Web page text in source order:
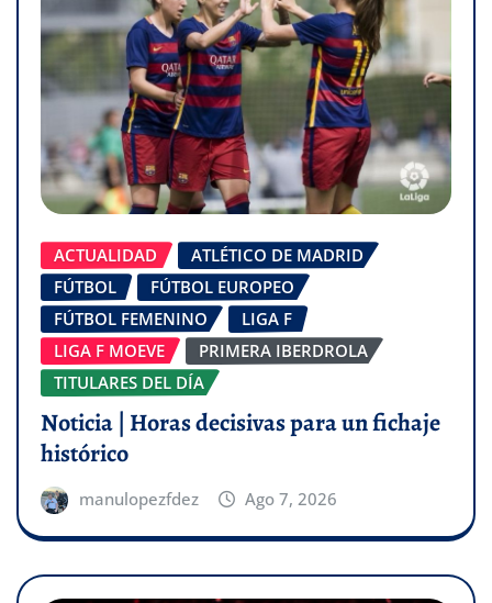
ACTUALIDAD
ATLÉTICO DE MADRID
FÚTBOL
FÚTBOL EUROPEO
FÚTBOL FEMENINO
LIGA F
LIGA F MOEVE
PRIMERA IBERDROLA
TITULARES DEL DÍA
Noticia | Horas decisivas para un fichaje
histórico
manulopezfdez Ago 7, 2026